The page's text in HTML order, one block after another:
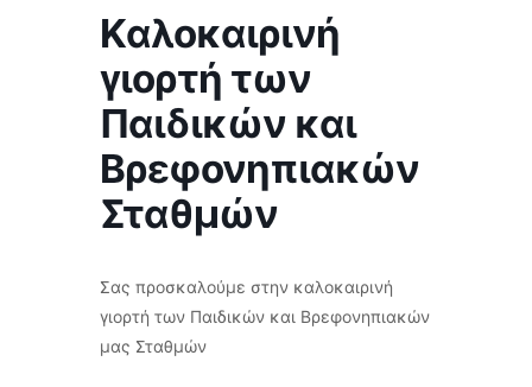
Kαλοκαιρινή
γιορτή των
Παιδικών και
Βρεφονηπιακών
Σταθμών
Σας προσκαλούμε στην καλοκαιρινή
γιορτή των Παιδικών και Βρεφονηπιακών
μας Σταθμών